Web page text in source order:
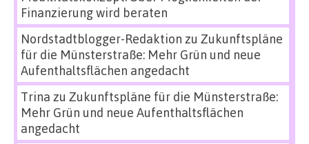
Finanzierung wird beraten
Nordstadtblogger-Redaktion zu Zukunftspläne
für die Münsterstraße: Mehr Grün und neue
Aufenthaltsflächen angedacht
Trina zu Zukunftspläne für die Münsterstraße:
Mehr Grün und neue Aufenthaltsflächen
angedacht